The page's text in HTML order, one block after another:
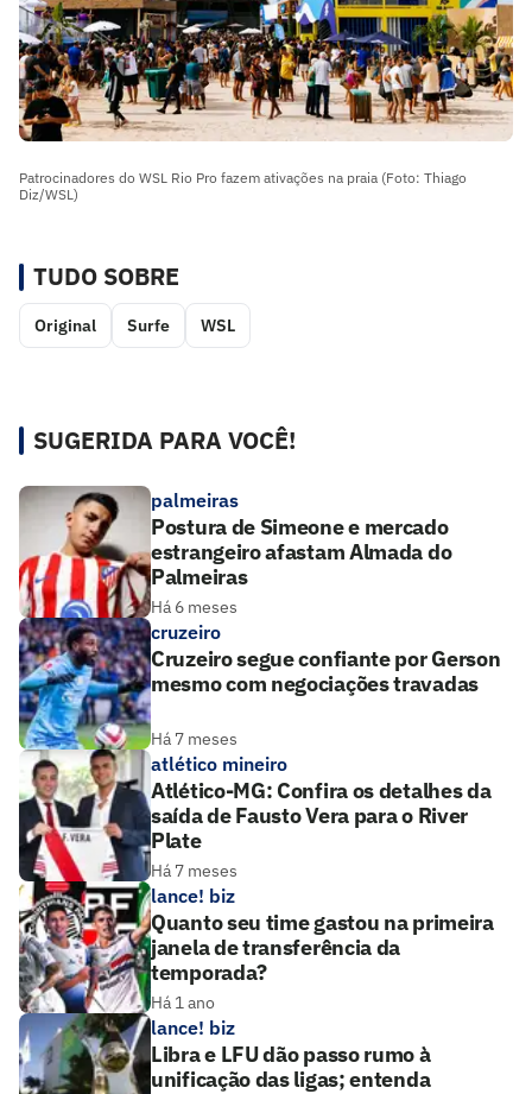
Patrocinadores do WSL Rio Pro fazem ativações na praia (Foto: Thiago
Diz/WSL)
TUDO SOBRE
Original Surfe WSL
SUGERIDA PARA VOCÊ!
palmeiras
Postura de Simeone e mercado
estrangeiro afastam Almada do
Palmeiras
Há 6 meses
cruzeiro
Cruzeiro segue confiante por Gerson
mesmo com negociações travadas
Há 7 meses
atlético mineiro
Atlético-MG: Confira os detalhes da
saída de Fausto Vera para o River
Plate
Há 7 meses
lance! biz
Quanto seu time gastou na primeira
janela de transferência da
temporada?
Há 1 ano
lance! biz
Libra e LFU dão passo rumo à
unificação das ligas; entenda